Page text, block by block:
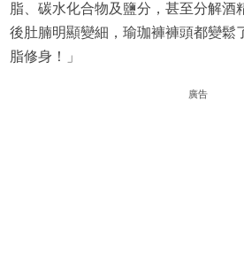
脂、碳水化合物及鹽分，甚至分解酒
後肚腩明顯變細，瑜珈褲褲頭都變鬆
脂修身！」
廣告